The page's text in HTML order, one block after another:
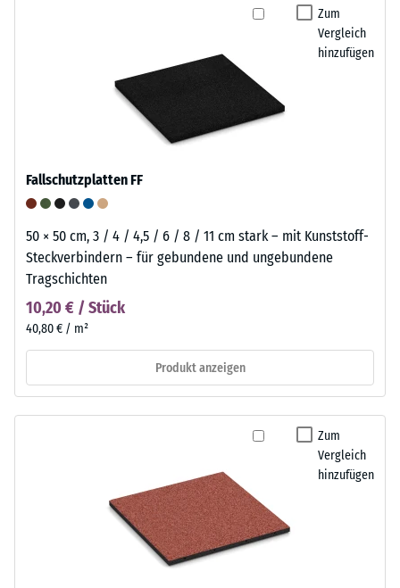
Zum
Vergleich
hinzufügen
Fallschutzplatten FF
50 × 50 cm, 3 / 4 / 4,5 / 6 / 8 / 11 cm stark – mit Kunststoff-
Steckverbindern – für gebundene und ungebundene
Tragschichten
10,20 € / Stück
40,80 € / m²
Produkt anzeigen
Zum
Vergleich
hinzufügen